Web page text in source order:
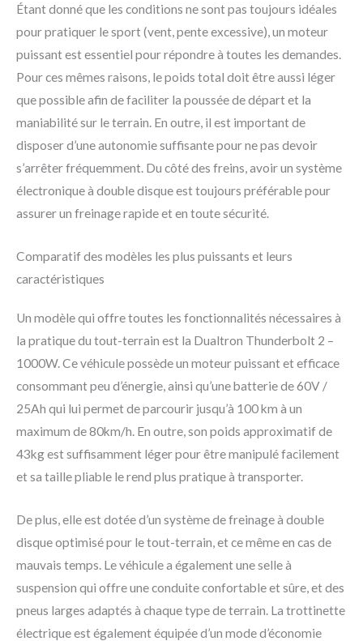
Étant donné que les conditions ne sont pas toujours idéales
pour pratiquer le sport (vent, pente excessive), un moteur
puissant est essentiel pour répondre à toutes les demandes.
Pour ces mêmes raisons, le poids total doit être aussi léger
que possible afin de faciliter la poussée de départ et la
maniabilité sur le terrain. En outre, il est important de
disposer d’une autonomie suffisante pour ne pas devoir
s’arrêter fréquemment. Du côté des freins, avoir un système
électronique à double disque est toujours préférable pour
assurer un freinage rapide et en toute sécurité.
Comparatif des modèles les plus puissants et leurs
caractéristiques
Un modèle qui offre toutes les fonctionnalités nécessaires à
la pratique du tout-terrain est la Dualtron Thunderbolt 2 –
1000W. Ce véhicule possède un moteur puissant et efficace
consommant peu d’énergie, ainsi qu’une batterie de 60V /
25Ah qui lui permet de parcourir jusqu’à 100 km à un
maximum de 80km/h. En outre, son poids approximatif de
43kg est suffisamment léger pour être manipulé facilement
et sa taille pliable le rend plus pratique à transporter.
De plus, elle est dotée d’un système de freinage à double
disque optimisé pour le tout-terrain, et ce même en cas de
mauvais temps. Le véhicule a également une selle à
suspension qui offre une conduite confortable et sûre, et des
pneus larges adaptés à chaque type de terrain. La trottinette
électrique est également équipée d’un mode d’économie